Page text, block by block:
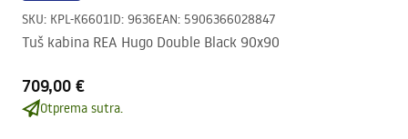
SKU: KPL-K6601ID: 9636EAN: 5906366028847
Tuš kabina REA Hugo Double Black 90x90
709,00 €
Otprema sutra.